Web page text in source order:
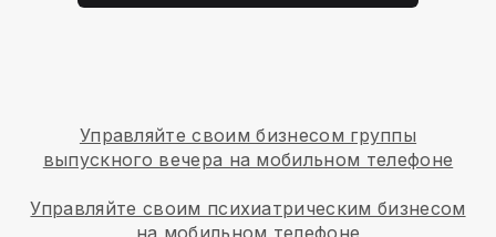
Управляйте своим бизнесом группы
выпускного вечера на мобильном телефоне
Управляйте своим психиатрическим бизнесом
на мобильном телефоне